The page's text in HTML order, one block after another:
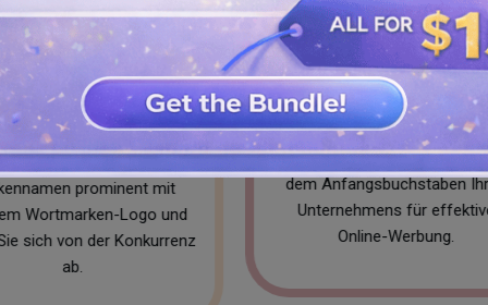
Buchstabenmarken-
Logo
bieten Buchstabenlogos mit
dem Anfangsbuchstaben Ihres
Unternehmens für effektive
Online-Werbung.
Abstraktes
Verleihen Sie Ihrer
Bedeutung mit
abstrakten Design und
Ihre Zielgruppe.